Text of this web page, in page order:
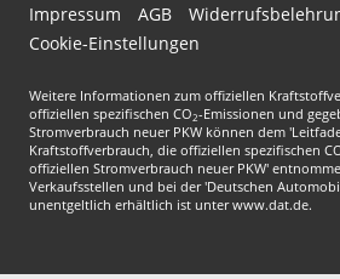
Impressum AGB
Cookie-Einstellungen
Weitere Informationen zum offiziellen
offiziellen spezifischen CO2-Emissionen und
Stromverbrauch neuer PKW können dem
Kraftstoffverbrauch, die offiziellen spezifischen
offiziellen Stromverbrauch neuer PKW'
Verkaufsstellen und bei der 'Deutschen
unentgeltlich erhältlich ist unter www.dat.de.